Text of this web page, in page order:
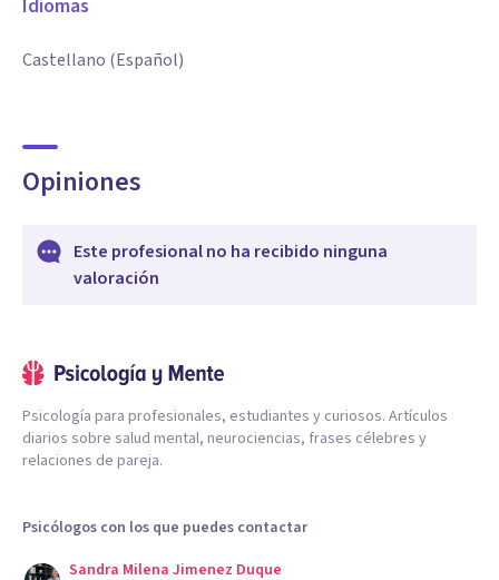
Idiomas
Castellano (Español)
Opiniones
Este profesional no ha recibido ninguna
valoración
Psicología para profesionales, estudiantes y curiosos. Artículos
diarios sobre salud mental, neurociencias, frases célebres y
relaciones de pareja.
Psicólogos con los que puedes contactar
Sandra Milena Jimenez Duque